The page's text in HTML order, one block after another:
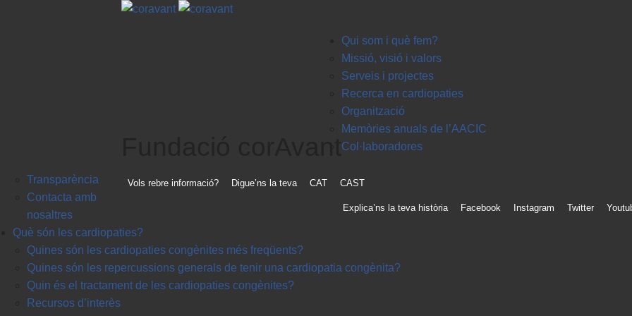
Vols rebre informació? Digue’ns la teva CAT CAST
Explica’ns la teva història Facebook Instagram Twitter
Qui som i què fem?
Missió, visió i valors
Serveis i projectes
Recerca en cardiopaties
Organització
Memòries anuals de l’AACIC
Col·laboradores
Transparència
Contacta amb
nosaltres
Què són les cardiopaties?
Quines són les cardiopaties congènites més freqüents?
Quines són les repercussions generals de tenir una cardiopatia congènita?
Quin és el tractament de les cardiopaties congènites?
Recursos d’interès